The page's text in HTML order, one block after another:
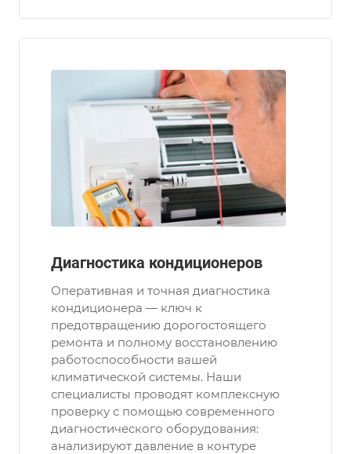
Диагностика кондиционеров
Оперативная и точная диагностика
кондиционера — ключ к
предотвращению дорогостоящего
ремонта и полному восстановлению
работоспособности вашей
климатической системы. Наши
специалисты проводят комплексную
проверку с помощью современного
диагностического оборудования:
анализируют давление в контуре